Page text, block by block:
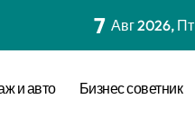
7 Авг 2026, Пт
и авто Бизнес советник